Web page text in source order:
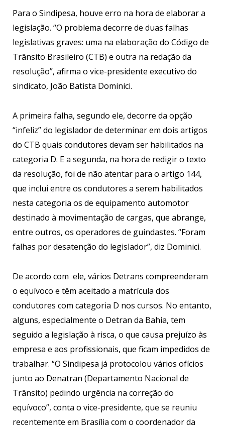
Para o Sindipesa, houve erro na hora de elaborar a
legislação. “O problema decorre de duas falhas
legislativas graves: uma na elaboração do Código de
Trânsito Brasileiro (CTB) e outra na redação da
resolução”, afirma o vice-presidente executivo do
sindicato, João Batista Dominici.
A primeira falha, segundo ele, decorre da opção
“infeliz” do legislador de determinar em dois artigos
do CTB quais condutores devam ser habilitados na
categoria D. E a segunda, na hora de redigir o texto
da resolução, foi de não atentar para o artigo 144,
que inclui entre os condutores a serem habilitados
nesta categoria os de equipamento automotor
destinado à movimentação de cargas, que abrange,
entre outros, os operadores de guindastes. “Foram
falhas por desatenção do legislador”, diz Dominici.
De acordo com ele, vários Detrans compreenderam
o equívoco e têm aceitado a matrícula dos
condutores com categoria D nos cursos. No entanto,
alguns, especialmente o Detran da Bahia, tem
seguido a legislação à risca, o que causa prejuízo às
empresa e aos profissionais, que ficam impedidos de
trabalhar. “O Sindipesa já protocolou vários ofícios
junto ao Denatran (Departamento Nacional de
Trânsito) pedindo urgência na correção do
equívoco”, conta o vice-presidente, que se reuniu
recentemente em Brasília com o coordenador da